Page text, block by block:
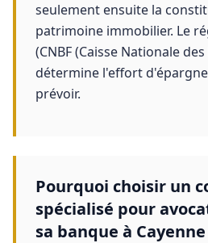
seulement ensuite la
patrimoine immobilier. Le
(CNBF (Caisse Nationale
détermine l'effort
prévoir.
Pourquoi choisir un
spécialisé pour
sa banque à Cayenne